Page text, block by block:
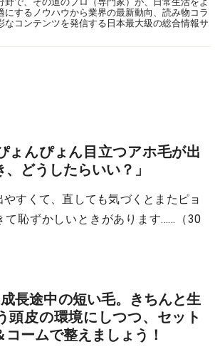
にするノウハウから業界の最新動向、読み物コラ
なコンテンツを発信する日本最大級の総合情報サ
ょんぴょん目立つアホ毛が出
どうしたらいい？」
やすくて、直しても気づくとまたピョ
て恥ずかしいときがあります……（30
成長途中の短い毛。きちんと生
頭皮の環境にしつつ、セット
コームで整えましょう！